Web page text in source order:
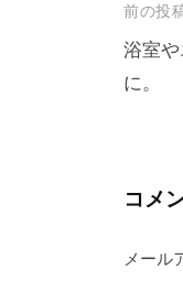
投
稿
ナ
ー
ョ
前の投
浴室
に。
コメ
メール